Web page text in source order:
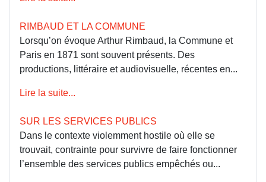
RIMBAUD ET LA COMMUNE
Lorsqu’on évoque Arthur Rimbaud, la Commune et
Paris en 1871 sont souvent présents. Des
productions, littéraire et audiovisuelle, récentes en...
Lire la suite...
SUR LES SERVICES PUBLICS
Dans le contexte violemment hostile où elle se
trouvait, contrainte pour survivre de faire fonctionner
l’ensemble des services publics empêchés ou...